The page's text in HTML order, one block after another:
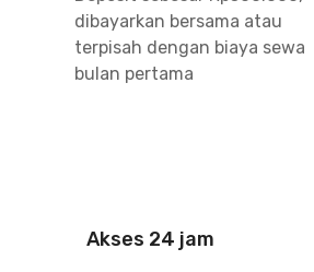
dibayarkan bersama atau
terpisah dengan biaya sewa
bulan pertama
Akses 24 jam